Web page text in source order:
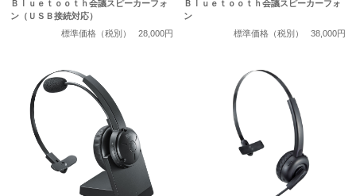
Ｂｌｕｅｔｏｏｔｈ会議スピーカーフォ
ン（ＵＳＢ接続対応）
標準価格（税別）
28,000円
Ｂｌｕｅｔｏｏｔｈ会議スピーカーフォ
ン
標準価格（税別）
38,000円